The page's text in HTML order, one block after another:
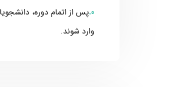
پس از اتمام دوره،
وارد شوند.